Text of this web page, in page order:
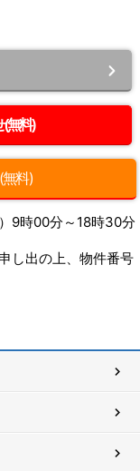
料)
9時00分～18時30分
し出の上、物件番号